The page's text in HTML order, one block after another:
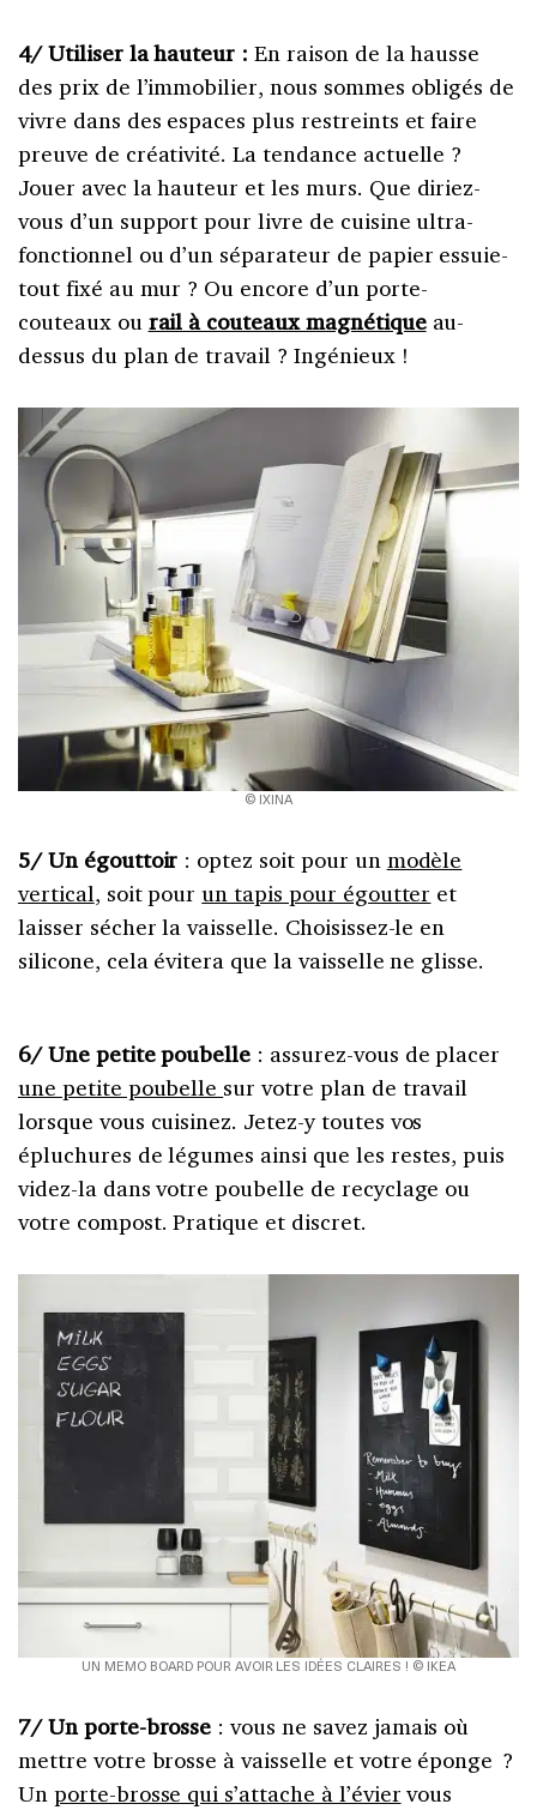
4/ Utiliser la hauteur :En raison de la hausse
des prix de l’immobilier, nous sommes obligés de
vivre dans des espaces plus restreints et faire
preuve de créativité. La tendance actuelle ?
Jouer avec la hauteur et les murs. Que diriez-
vous d’un support pour livre de cuisine ultra-
fonctionnel ou d’un séparateur de papier essuie-
tout fixé au mur ? Ou encore d’un porte-
couteaux ou rail à couteaux magnétiqueau-
dessus du plan de travail ? Ingénieux !
© IXINA
5/ Un égouttoir : optez soit pour un modèle
vertical, soit pourun tapis pour égoutter et
laisser sécher la vaisselle. Choisissez-le en
silicone, cela évitera que la vaisselle ne glisse.
6/ Une petite poubelle : assurez-vous de placer
une petite poubelle sur votre plan de travail
lorsque vous cuisinez. Jetez-y toutes vos
épluchures de légumes ainsi que les restes, puis
videz-la dans votre poubelle de recyclage ou
votre compost. Pratique et discret.
UN MEMO BOARD POUR AVOIR LES IDÉES CLAIRES ! © IKEA
7/ Un porte-brosse : vous ne savez jamais où
mettre votre brosse à vaisselle et votre éponge ?
Un porte-brosse qui s’attache à l’évier vous